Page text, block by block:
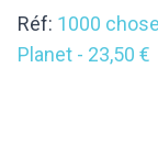
Réf: 1000
Planet - 23,50 €